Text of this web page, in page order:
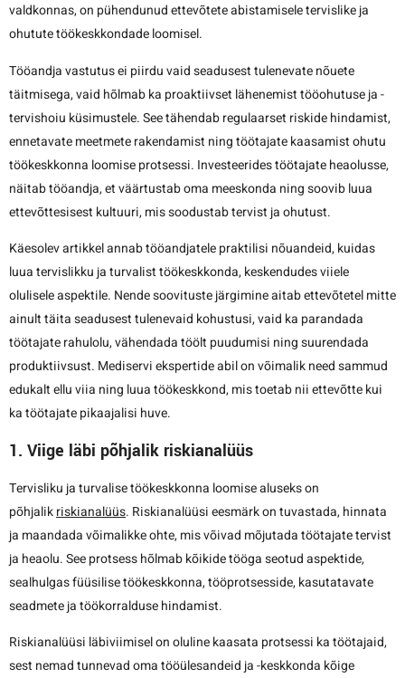
valdkonnas, on pühendunud ettevõtete abistamisele tervislike ja
ohutute töökeskkondade loomisel.
Tööandja vastutus ei piirdu vaid seadusest tulenevate nõuete
täitmisega, vaid hõlmab ka proaktiivset lähenemist tööohutuse ja -
tervishoiu küsimustele. See tähendab regulaarset riskide hindamist,
ennetavate meetmete rakendamist ning töötajate kaasamist ohutu
töökeskkonna loomise protsessi. Investeerides töötajate heaolusse,
näitab tööandja, et väärtustab oma meeskonda ning soovib luua
ettevõttesisest kultuuri, mis soodustab tervist ja ohutust.
Käesolev artikkel annab tööandjatele praktilisi nõuandeid, kuidas
luua tervislikku ja turvalist töökeskkonda, keskendudes viiele
olulisele aspektile. Nende soovituste järgimine aitab ettevõtetel mitte
ainult täita seadusest tulenevaid kohustusi, vaid ka parandada
töötajate rahulolu, vähendada töölt puudumisi ning suurendada
produktiivsust. Mediservi ekspertide abil on võimalik need sammud
edukalt ellu viia ning luua töökeskkond, mis toetab nii ettevõtte kui
ka töötajate pikaajalisi huve.
1. Viige läbi põhjalik riskianalüüs
Tervisliku ja turvalise töökeskkonna loomise aluseks on
põhjalikriskianalüüs. Riskianalüüsi eesmärk on tuvastada, hinnata
ja maandada võimalikke ohte, mis võivad mõjutada töötajate tervist
ja heaolu. See protsess hõlmab kõikide tööga seotud aspektide,
sealhulgas füüsilise töökeskkonna, tööprotsesside, kasutatavate
seadmete ja töökorralduse hindamist.
Riskianalüüsi läbiviimisel on oluline kaasata protsessi ka töötajaid,
sest nemad tunnevad oma tööülesandeid ja -keskkonda kõige